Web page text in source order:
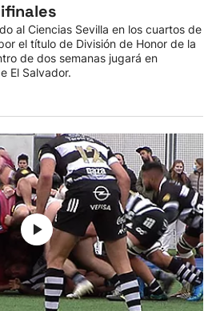
al Ciencias Sevilla en los cuartos de
el título de División de Honor de la
de dos semanas jugará en
El Salvador.